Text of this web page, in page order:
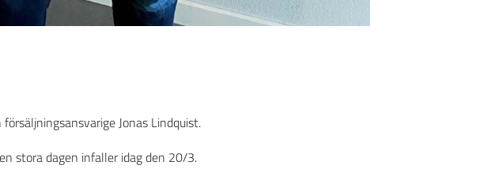
Jonas Lindquist.
stora dagen infaller idag den 20/3.